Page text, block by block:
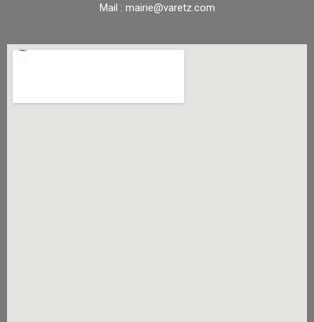
Mail : mairie@varetz.com